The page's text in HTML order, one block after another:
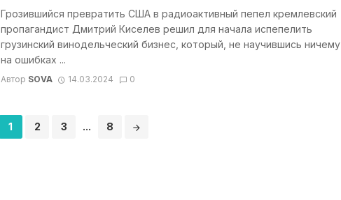
Грозившийся превратить США в радиоактивный пепел кремлевский
пропагандист Дмитрий Киселев решил для начала испепелить
грузинский винодельческий бизнес, который, не научившись ничему
на ошибках ...
Автор SOVA 14.03.2024 0
1 2 3 ... 8